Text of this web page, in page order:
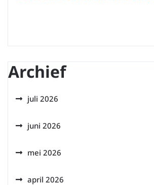
Archief
juli 2026
juni 2026
mei 2026
april 2026